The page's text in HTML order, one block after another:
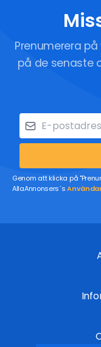
Prenumerera
på de senaste
Genom att klicka på
AllaAnnonsers´s